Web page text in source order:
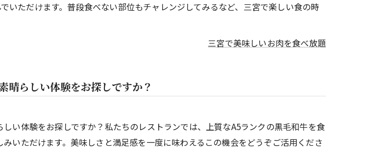
いただけます。普段食べない部位もチャレンジしてみるなど、三宮で楽しい食の時
三宮で美味しいお肉を食べ放題
晴らしい体験をお探しですか？
しい体験をお探しですか？私たちのレストランでは、上質なA5ランクの黒毛和牛を食
みいただけます。美味しさと満足感を一度に味わえるこの機会をどうぞご活用くださ